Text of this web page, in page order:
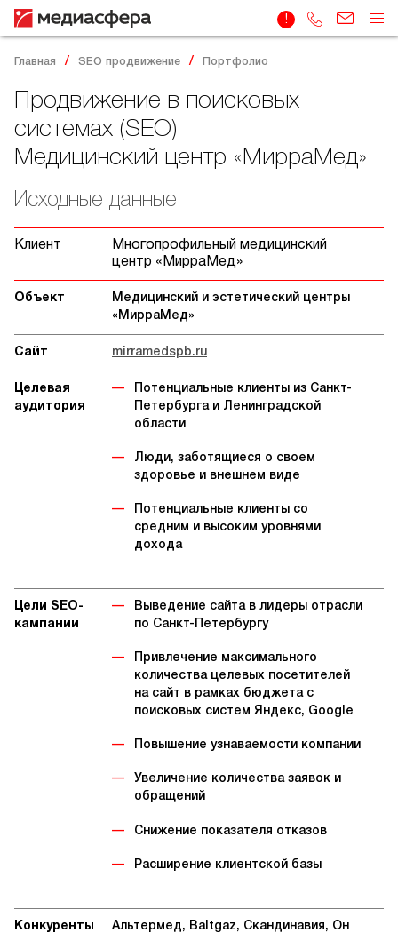
Главная SEO продвижение Портфолио
Продвижение в поисковых
системах (SEO)
Медицинский центр «МирраМед»
Исходные данные
Клиент
Многопрофильный медицинский
центр «МирраМед»
Объект
Медицинский и эстетический центры
«МирраМед»
Сайт mirramedspb.ru
Целевая
аудитория
Потенциальные клиенты из Санкт-
Петербурга и Ленинградской
области
Люди, заботящиеся о своем
здоровье и внешнем виде
Потенциальные клиенты со
средним и высоким уровнями
дохода
Цели SEO-
кампании
Выведение сайта в лидеры отрасли
по Санкт-Петербургу
Привлечение максимального
количества целевых посетителей
на сайт в рамках бюджета с
поисковых систем Яндекс, Google
Повышение узнаваемости компании
Увеличение количества заявок и
обращений
Снижение показателя отказов
Расширение клиентской базы
Конкуренты
Альтермед, Baltgaz, Скандинавия, Он